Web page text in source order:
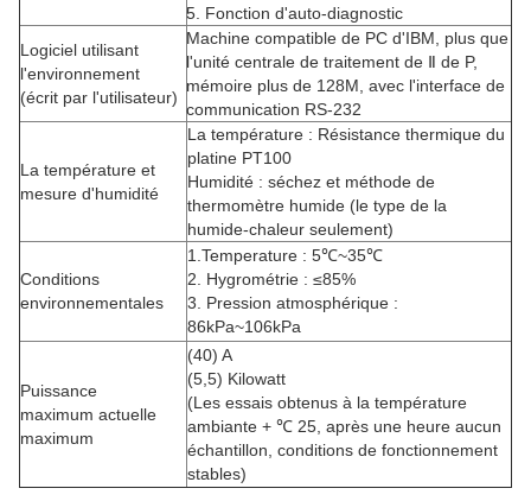
5. Fonction d'auto-diagnostic
Logiciel utilisant
l'environnement
(écrit par l'utilisateur)
Machine compatible de PC d'IBM, plus que
l'unité centrale de traitement de Ⅱ de P,
mémoire plus de 128M, avec l'interface de
communication RS-232
La température et
mesure d'humidité
La température : Résistance thermique du
platine PT100
Humidité : séchez et méthode de
thermomètre humide (le type de la
humide-chaleur seulement)
Conditions
environnementales
1.Temperature : 5℃~35℃
2. Hygrométrie : ≤85%
3. Pression atmosphérique :
86kPa~106kPa
Puissance
maximum actuelle
maximum
(40) A
(5,5) Kilowatt
(Les essais obtenus à la température
ambiante + ℃ 25, après une heure aucun
échantillon, conditions de fonctionnement
stables)